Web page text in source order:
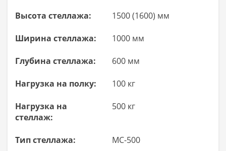
Высота стеллажа: 1500 (1600) мм
Ширина стеллажа: 1000 мм
Глубина стеллажа: 600 мм
Нагрузка на полку: 100 кг
Нагрузка на
стеллаж:
500 кг
Тип стеллажа: МС-500